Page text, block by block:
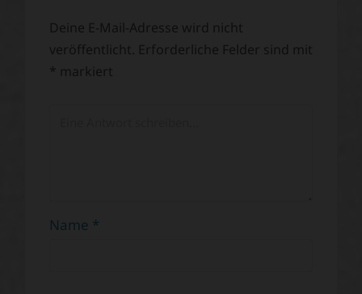
Deine E-Mail-Adresse wird nicht
veröffentlicht. Erforderliche Felder sind mit
* markiert
Name *